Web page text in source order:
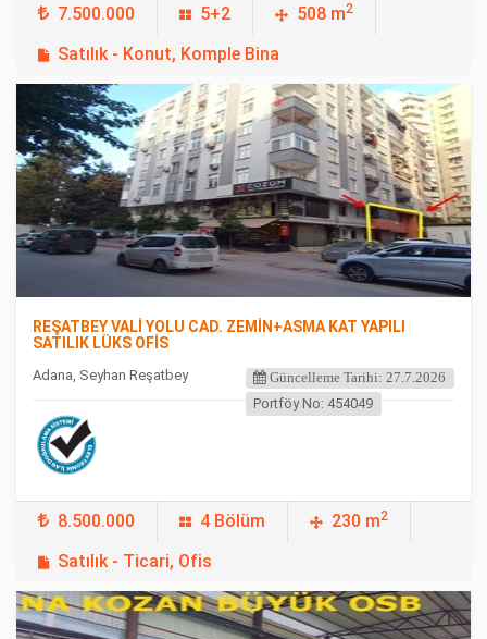
7.500.000 5+2 508 m2
Satılık - Konut, Komple Bina
FEATURED
REŞATBEY VALİ YOLU CAD. ZEMİN+ASMA KAT YAPILI
SATILIK LÜKS OFİS
Adana, Seyhan Reşatbey Güncelleme Tarihi: 27.7.2026
Portföy No: 454049
8.500.000 4 Bölüm 230 m2
Satılık - Ticari, Ofis
FEATURED